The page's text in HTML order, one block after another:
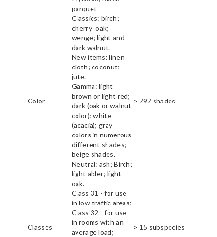
parquet
Color
Classics: birch;
cherry; oak;
wenge; light and
dark walnut.
New items: linen
cloth; coconut;
jute.
Gamma: light
brown or light red;
dark (oak or walnut
color); white
(acacia); gray
colors in numerous
different shades;
beige shades.
Neutral: ash; Birch;
light alder; light
oak.
> 797 shades
Classes
Class 31 - for use
in low traffic areas;
Class 32 - for use
in rooms with an
average load;
> 15 subspecies